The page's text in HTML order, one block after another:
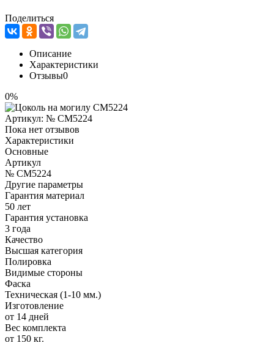
Поделиться
Описание
Характеристики
Отзывы0
0%
Артикул: № CM5224
Пока нет отзывов
Характеристики
Основные
Артикул
№ CM5224
Другие параметры
Гарантия материал
50 лет
Гарантия установка
3 года
Качество
Высшая категория
Полировка
Видимые стороны
Фаска
Техническая (1-10 мм.)
Изготовление
от 14 дней
Вес комплекта
от 150 кг.